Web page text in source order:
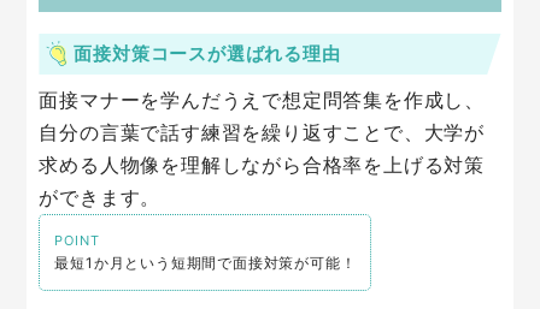
面接対策コースが選ばれる理由
面接マナーを学んだうえで想定問答集を作成し、
自分の言葉で話す練習を繰り返すことで、大学が
求める人物像を理解しながら合格率を上げる対策
ができます。
POINT
最短1か月という短期間で面接対策が可能！